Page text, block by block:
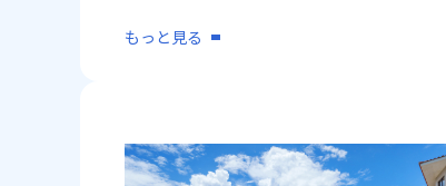
もっと見る